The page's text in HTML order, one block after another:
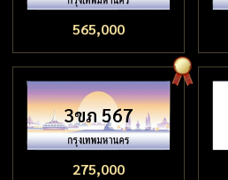
565,000
3ขภ 567
275,000